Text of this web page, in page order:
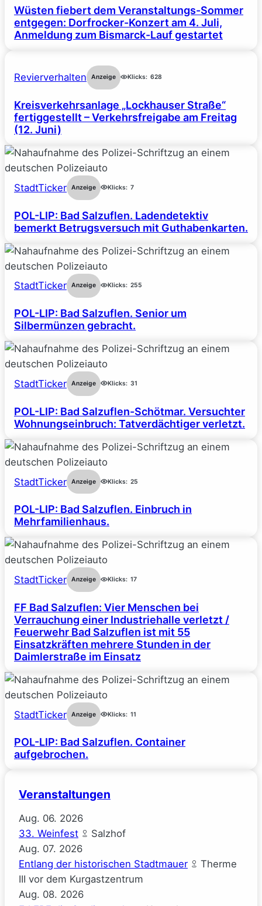
Wüsten fiebert dem Veranstaltungs-Sommer
entgegen: Dorfrocker-Konzert am 4. Juli,
Anmeldung zum Bismarck-Lauf gestartet
Revierverhalten Anzeige Klicks: 628
Kreisverkehrsanlage „Lockhauser Straße“
fertiggestellt – Verkehrsfreigabe am Freitag
(12. Juni)
StadtTicker Anzeige Klicks: 7
POL-LIP: Bad Salzuflen. Ladendetektiv
bemerkt Betrugsversuch mit Guthabenkarten.
StadtTicker Anzeige Klicks: 255
POL-LIP: Bad Salzuflen. Senior um
Silbermünzen gebracht.
StadtTicker Anzeige Klicks: 31
POL-LIP: Bad Salzuflen-Schötmar. Versuchter
Wohnungseinbruch: Tatverdächtiger verletzt.
StadtTicker Anzeige Klicks: 25
POL-LIP: Bad Salzuflen. Einbruch in
Mehrfamilienhaus.
StadtTicker Anzeige Klicks: 17
FF Bad Salzuflen: Vier Menschen bei
Verrauchung einer Industriehalle verletzt /
Feuerwehr Bad Salzuflen ist mit 55
Einsatzkräften mehrere Stunden in der
Daimlerstraße im Einsatz
StadtTicker Anzeige Klicks: 11
POL-LIP: Bad Salzuflen. Container
aufgebrochen.
Veranstaltungen
Aug. 06. 2026
33. Weinfest
Salzhof
Aug. 07. 2026
Entlang der historischen Stadtmauer
Therme
III vor dem Kurgastzentrum
Aug. 08. 2026